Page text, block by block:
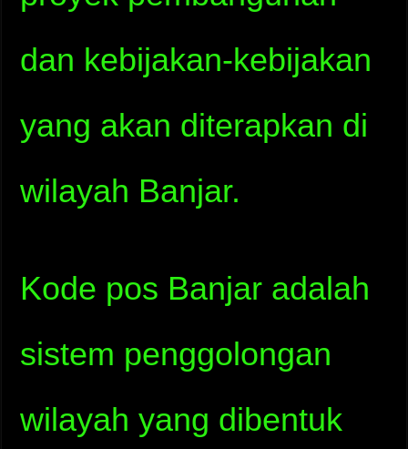
dan kebijakan-kebijakan
yang akan diterapkan di
wilayah Banjar.
Kode pos Banjar adalah
sistem penggolongan
wilayah yang dibentuk